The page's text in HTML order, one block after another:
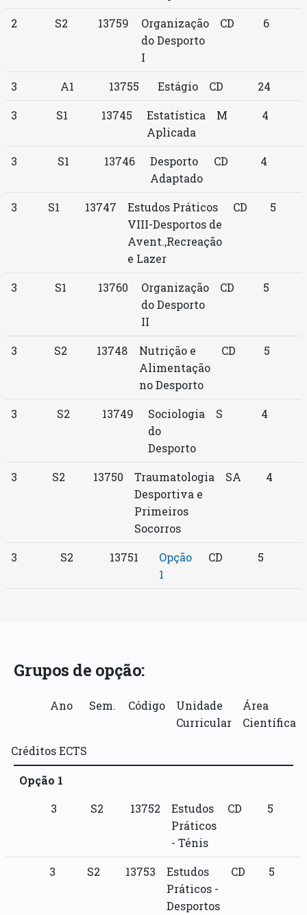
2
S2 13759
Organização
do Desporto
I
CD 6
3 A1 13755 Estágio CD
24
3
S1 13745
Estatística
Aplicada
M 4
3 S1 13746
Desporto
Adaptado
CD 4
3 S1 13747
Estudos Práticos
VIII-Desportos de
Avent.,Recreação
e Lazer
CD 5
3 S1 13760
Organização
do Desporto
II
CD 5
3 S2 13748
Nutrição e
Alimentação
no Desporto
CD 5
3 S2 13749
Sociologia
do
Desporto
S 4
3 S2 13750
Traumatologia
Desportiva e
Primeiros
Socorros
SA 4
3 S2 13751
Opção
1
CD 5
Grupos de opção:
Ano Sem. Código
Unidade
Curricular
Área
Científica
Créditos ECTS
Opção 1
3
S2 13752
Estudos
Práticos
- Ténis
CD 5
3 S2 13753
Estudos
Práticos -
Desportos
CD 5